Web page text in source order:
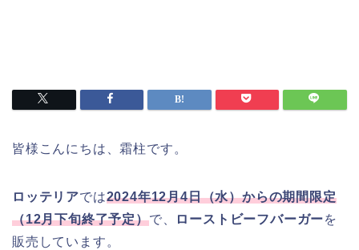
皆様こんにちは、霜柱です。
ロッテリアでは2024年12月4日（水）からの期間限定
（12月下旬終了予定）で、 ローストビーフバーガーを
販売しています。